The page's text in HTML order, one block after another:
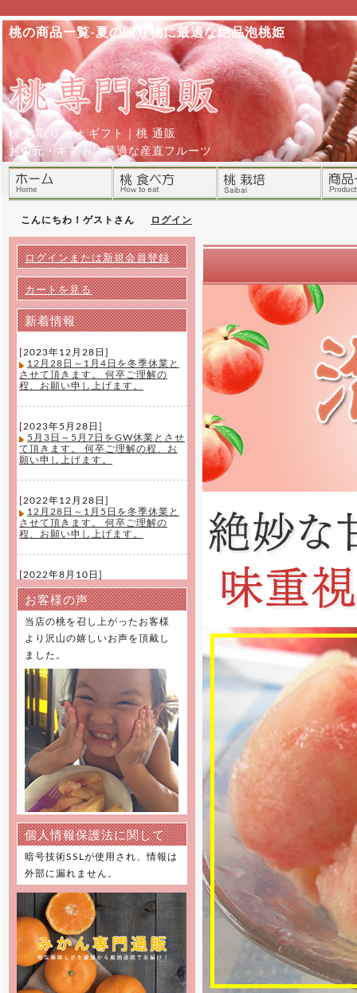
桃の商品一覧-夏の贈り物に最適な絶品泡桃姫
桃 お取り寄せ ギフト｜桃 通販
お中元・ギフトに最適な産直フルーツ
こんにちわ！ゲストさん ログイン
ログインまたは新規会員登録
カートを見る
新着情報
[2023年12月28日]
12月28日～1月4日を冬季休業と
させて頂きます。 何卒ご理解の
程、お願い申し上げます。
[2023年5月28日]
5月3日～5月7日をGW休業とさせ
て頂きます。 何卒ご理解の程、お
願い申し上げます。
[2022年12月28日]
12月28日～1月5日を冬季休業と
させて頂きます。 何卒ご理解の
程、お願い申し上げます。
[2022年8月10日]
8月11日～8月16日を夏季休業と
させて頂きます。 何卒ご理解の
程、お願い申し上げます。
今季もたくさんのご注文ありがと
うございました。 新規受注は終了
とさせて頂きました。
[2021年12月22日]
12月29日～1月5日を冬季休業と
させて頂きます。 何卒ご理解の
程、お願い申し上げます。
[2021年7月21日]
7月22日～7月25日を休業とさせ
願い申し上げます。
[2019年12月27日]
させて頂きます。 何卒ご理解の
程、お願い申し上げます。
[2019年8月9日]
8月10日～8月15日を夏季休暇と
させて頂きます。 何卒ご理解の
程、お願い申し上げます。
お客様の声
当店の桃を召し上がったお客様
より沢山の嬉しいお声を頂戴し
ました。
個人情報保護法に関して
暗号技術SSLが使用され、情報は
外部に漏れません。